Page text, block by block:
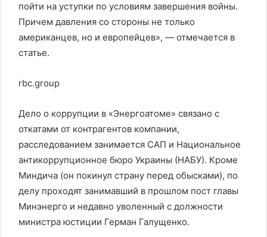
пойти на уступки по условиям завершения войны.
Причем давления со стороны не только
американцев, но и европейцев», — отмечается в
статье.
rbc.group
Дело о коррупции в «Энергоатоме» связано с
откатами от контрагентов компании,
расследованием занимается САП и Национальное
антикоррупционное бюро Украины (НАБУ). Кроме
Миндича (он покинул страну перед обысками), по
делу проходят занимавший в прошлом пост главы
Минэнерго и недавно уволенный с должности
министра юстиции Герман Галущенко.